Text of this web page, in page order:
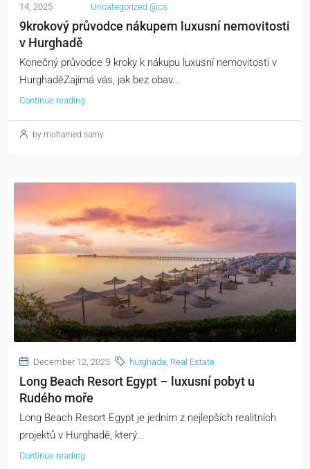
14, 2025
Uncategorized @cs
9krokový průvodce nákupem luxusní nemovitosti
v Hurghadě
Konečný průvodce 9 kroky k nákupu luxusní nemovitosti v
HurghaděZajímá vás, jak bez obav...
Continue reading
by mohamed samy
December 12, 2025 hurghada, Real Estate
Long Beach Resort Egypt – luxusní pobyt u
Rudého moře
Long Beach Resort Egypt je jedním z nejlepších realitních
projektů v Hurghadě, který...
Continue reading